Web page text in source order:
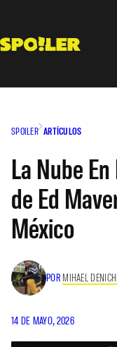
contenido
SPOILER ARTÍCULOS
La Nube
de Ed
México
POR MIHAEL DENICHI
14 DE MAYO, 2026